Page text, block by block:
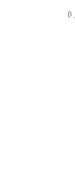
۱)